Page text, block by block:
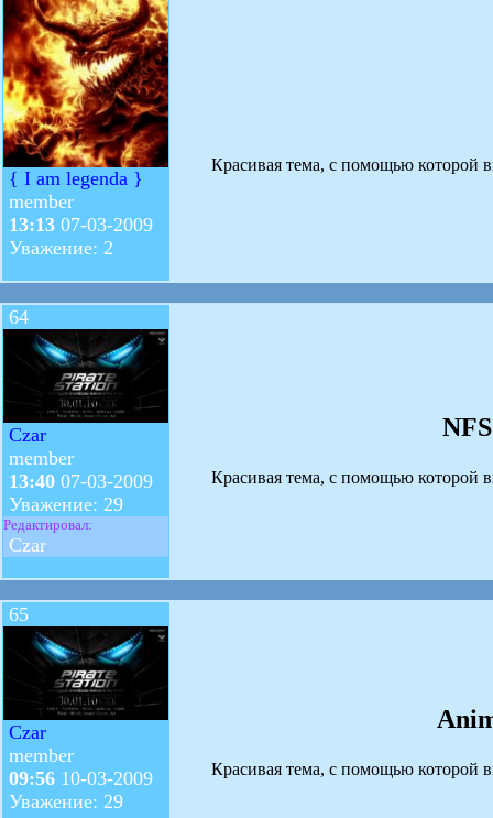
{ I am legenda }
member
13:13 07-03-2009
Уважение: 2
Красивая тема, с помощью которой
64
Czar
member
13:40 07-03-2009
Уважение: 29
Редактировал:
Czar
Красивая тема, с помощью которой
65
Czar
member
09:56 10-03-2009
Уважение: 29
Красивая тема, с помощью которой